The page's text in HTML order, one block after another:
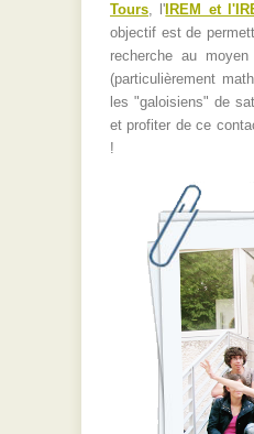
Tours, l' IREM et
objectif est de
recherche au
(particulièrement
les "galoisiens" de
et profiter de ce
!